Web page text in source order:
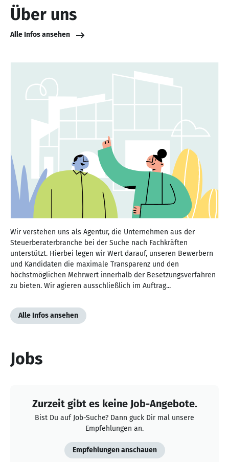
Über uns
Alle Infos ansehen
Wir verstehen uns als Agentur, die Unternehmen aus der
Steuerberaterbranche bei der Suche nach Fachkräften
unterstützt. Hierbei legen wir Wert darauf, unseren Bewerbern
und Kandidaten die maximale Transparenz und den
höchstmöglichen Mehrwert innerhalb der Besetzungsverfahren
zu bieten. Wir agieren ausschließlich im Auftrag...
Alle Infos ansehen
Jobs
Zurzeit gibt es keine Job-Angebote.
Bist Du auf Job-Suche? Dann guck Dir mal unsere
Empfehlungen an.
Empfehlungen anschauen